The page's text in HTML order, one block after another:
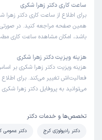
کاربر دکترتو
این پزشک را پیشنهاد نمیکنم
من به عنوان یه خانم باردار
ترجیحم یه محیط تمیز تر و
ایشون پشت پرده بودن و
ولی از لحاظ تشخیص پزشک
علت مراجعه: سونوگرافی تعیین
ساعت کاری دکتر زهرا شکری
برای اطلاع از ساعت کاری دکتر
همین صفحه مراجعه کنید. در صورتی
باشد، امکان مشاهده ساعت کاری
هزینه ویزیت دکتر زهرا شکری
هزینه ویزیت دکتر زهرا شکری بر
فعالیت‌اش تغییر می‌کند. برای
می‌توانید به پروفایل دکتر زهرا
تخصص‌ها و خدمات دکتر
دکتر رادیولوژی کرج دکتر عمومی